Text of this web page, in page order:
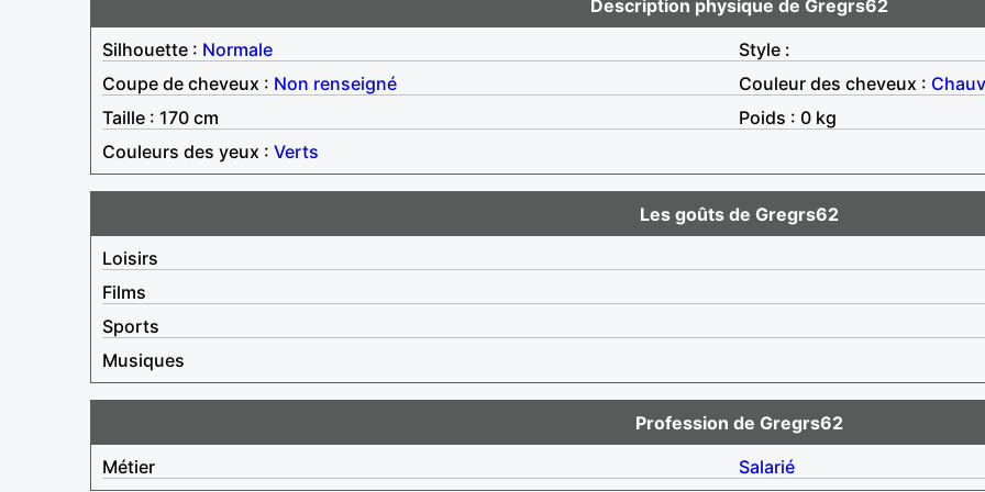
Description physique de Gregrs62
Silhouette : Normale
Style :
Coupe de cheveux : Non renseigné Couleur des cheveux :
Taille : 170 cm
Poids : 0 kg
Couleurs des yeux : Verts
Les goûts de Gregrs62
Loisirs
Films
Sports
Musiques
Profession de Gregrs62
Métier
Salarié